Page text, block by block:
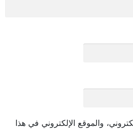
والموقع الإلكتروني في هذا